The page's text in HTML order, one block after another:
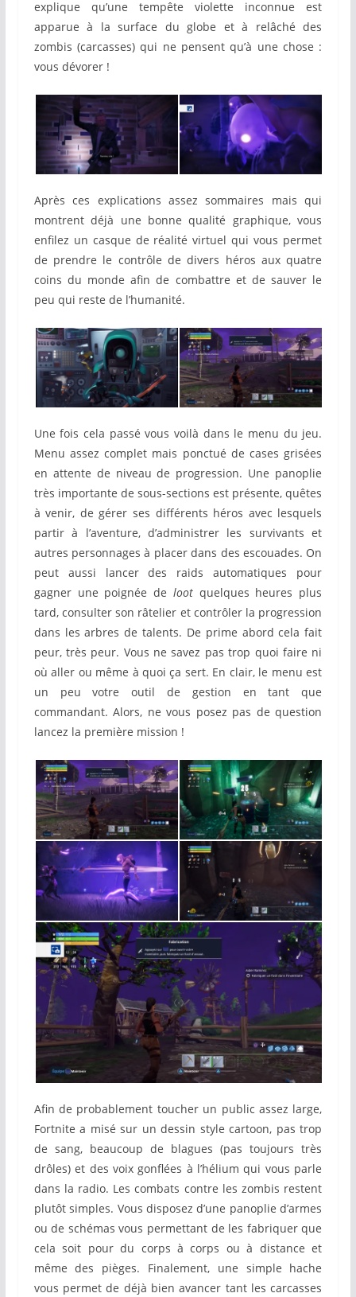
explique qu’une tempête violette inconnue est
apparue à la surface du globe et à relâché des
zombis (carcasses) qui ne pensent qu’à une chose :
vous dévorer !
Après ces explications assez sommaires mais qui
montrent déjà une bonne qualité graphique, vous
enfilez un casque de réalité virtuel qui vous permet
de prendre le contrôle de divers héros aux quatre
coins du monde afin de combattre et de sauver le
peu qui reste de l’humanité.
Une fois cela passé vous voilà dans le menu du jeu.
Menu assez complet mais ponctué de cases grisées
en attente de niveau de progression. Une panoplie
très importante de sous-sections est présente, quêtes
à venir, de gérer ses différents héros avec lesquels
partir à l’aventure, d’administrer les survivants et
autres personnages à placer dans des escouades. On
peut aussi lancer des raids automatiques pour
gagner une poignée de lootquelques heures plus
tard, consulter son râtelier et contrôler la progression
dans les arbres de talents. De prime abord cela fait
peur, très peur. Vous ne savez pas trop quoi faire ni
où aller ou même à quoi ça sert. En clair, le menu est
un peu votre outil de gestion en tant que
commandant. Alors, ne vous posez pas de question
lancez la première mission !
Afin de probablement toucher un public assez large,
Fortnite a misé sur un dessin style cartoon, pas trop
de sang, beaucoup de blagues (pas toujours très
drôles) et des voix gonflées à l’hélium qui vous parle
dans la radio. Les combats contre les zombis restent
plutôt simples. Vous disposez d’une panoplie d’armes
ou de schémas vous permettant de les fabriquer que
cela soit pour du corps à corps ou à distance et
même des pièges. Finalement, une simple hache
vous permet de déjà bien avancer tant les carcasses